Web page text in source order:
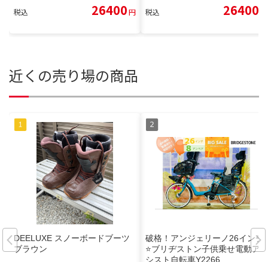
税込 26400円 税込 26400
近くの売り場の商品
DEELUXE スノーボードブーツ
ブラウン
破格！アンジェリーノ26インチ
⭐️ブリヂストン子供乗せ電動ア
シスト自転車Y2266